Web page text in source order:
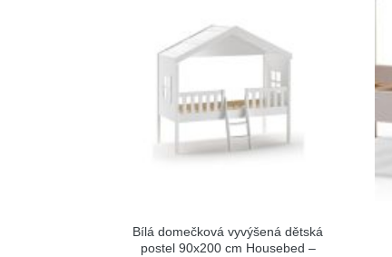
Bílá domečková vyvýšená dětská
postel 90x200 cm Housebed –